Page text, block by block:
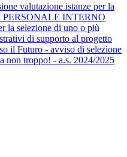
valutazione istanze per la
INTERNO
la selezione di uno o più
di supporto al progetto
il Futuro - avviso di selezione
troppo! - a.s. 2024/2025